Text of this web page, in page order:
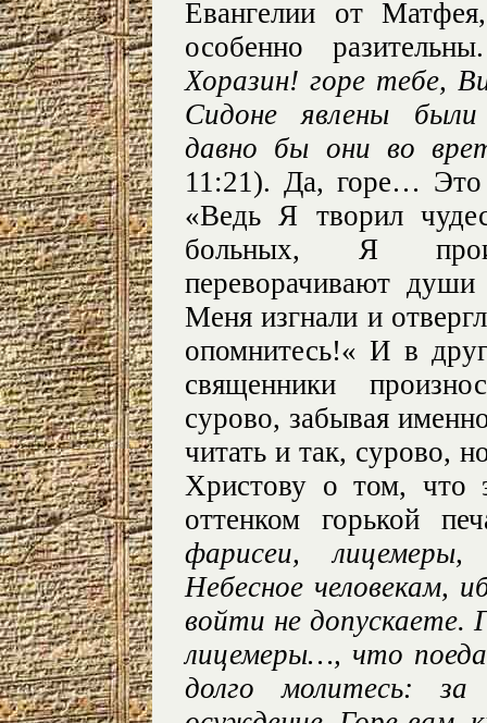
Евангелии от
особенно
Хоразин! горе тебе,
Сидоне явлены
давно бы они во
11:21). Да, горе… Это
«Ведь Я творил
больных, Я
переворачивают
Меня изгнали и
опомнитесь!« И в
священники
сурово, забывая
читать и так, сурово,
Христову о том, что
оттенком горькой
фарисеи,
Небесное человекам,
войти не допускаете.
лицемеры…, что
долго молитесь: